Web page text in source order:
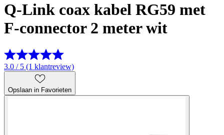
Q-Link coax kabel RG59 met
F-connector 2 meter wit
3.0 / 5 (1 klantreview)
Opslaan in Favorieten